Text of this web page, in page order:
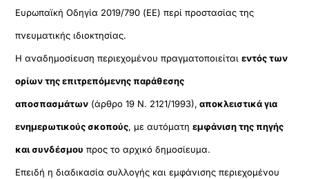
Ευρωπαϊκή Οδηγία 2019/790 (ΕΕ) περί προστασίας της
πνευματικής ιδιοκτησίας.
Η αναδημοσίευση περιεχομένου πραγματοποιείταιεντός των
ορίων της επιτρεπόμενης παράθεσης
αποσπασμάτων (άρθρο 19 Ν. 2121/1993), αποκλειστικά για
ενημερωτικούς σκοπούς, με αυτόματηεμφάνιση της πηγής
και συνδέσμου προς το αρχικό δημοσίευμα.
Επειδή η διαδικασία συλλογής και εμφάνισης περιεχομένου